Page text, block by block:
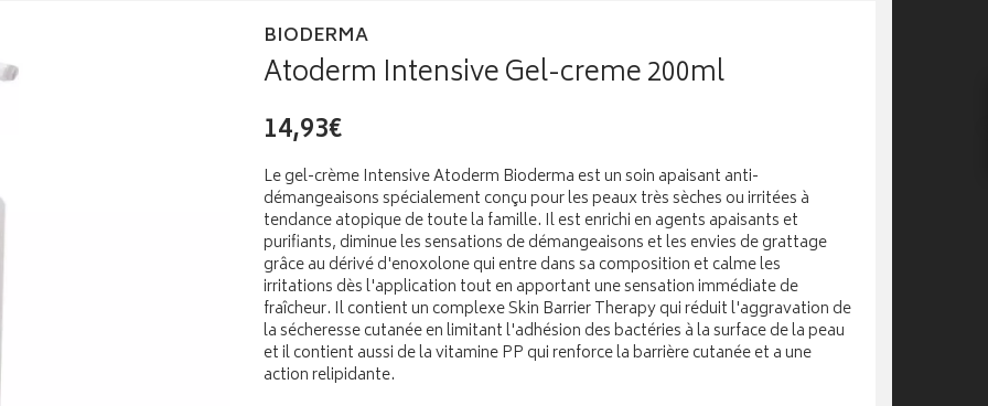
BIODERMA
Atoderm Intensive Gel-creme 200ml
14,93€
Le gel-crème Intensive Atoderm Bioderma est un soin apaisant anti-
démangeaisons spécialement conçu pour les peaux très sèches ou irritées à
tendance atopique de toute la famille. Il est enrichi en agents apaisants et
purifiants, diminue les sensations de démangeaisons et les envies de grattage
grâce au dérivé d'enoxolone qui entre dans sa composition et calme les
irritations dès l'application tout en apportant une sensation immédiate de
fraîcheur. Il contient un complexe Skin Barrier Therapy qui réduit l'aggravation de
la sécheresse cutanée en limitant l'adhésion des bactéries à la surface de la peau
et il contient aussi de la vitamine PP qui renforce la barrière cutanée et a une
action relipidante.